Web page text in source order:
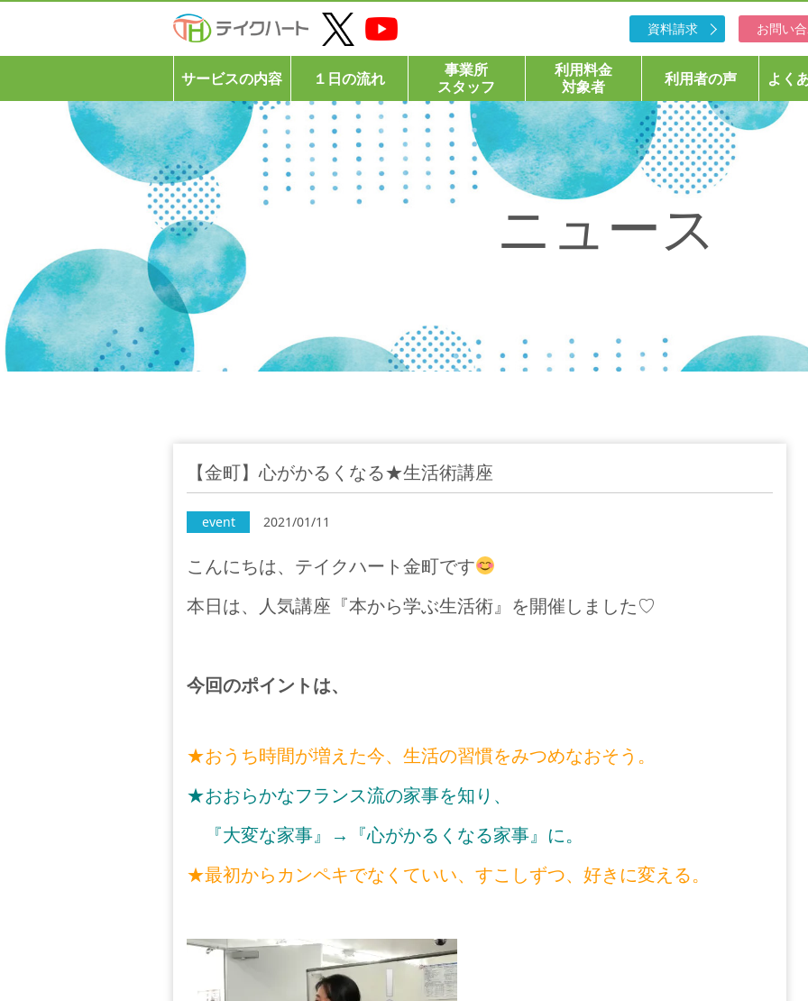
資料請求 お問い
サービスの内容 １日の流れ
事業所
スタッフ
利用料金
対象者
利用者の声 よく
ニュース
【金町】心がかるくなる★生活術講座
event 2021/01/11
こんにちは、テイクハート金町です
本日は、人気講座『本から学ぶ生活術』を開催しました♡
今回のポイントは、
★おうち時間が増えた今、生活の習慣をみつめなおそう。
★おおらかなフランス流の家事を知り、
『大変な家事』→『心がかるくなる家事』に。
★最初からカンペキでなくていい、すこしずつ、好きに変える。